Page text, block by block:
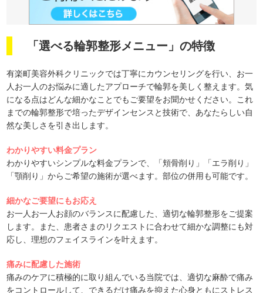
「選べる輪郭整形メニュー」の特徴
有楽町美容外科クリニックでは丁寧にカウンセリングを行い、お一
人お一人のお悩みに適したアプローチで輪郭を美しく整えます。気
になる点はどんな細かなことでもご要望をお聞かせください。これ
までの輪郭整形で培ったデザインセンスと技術で、あなたらしい自
然な美しさを引き出します。
わかりやすい料金プラン
わかりやすいシンプルな料金プランで、「頬骨削り」「エラ削り」
「顎削り」からご希望の施術が選べます。部位の併用も可能です。
細かなご要望にもお応え
お一人お一人お顔のバランスに配慮した、適切な輪郭整形をご提案
します。また、患者さまのリクエストに合わせて細かな調整にも対
応し、理想のフェイスラインを叶えます。
痛みに配慮した施術
痛みのケアに積極的に取り組んでいる当院では、適切な麻酔で痛み
をコントロールして、できるだけ痛みを抑えた心身ともにストレス